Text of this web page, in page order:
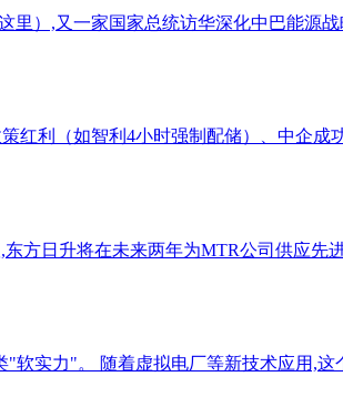
）,又一家国家总统访华深化中巴能源
红利（如智利4小时强制配储）、中企
方日升将在未来两年为MTR公司供应先
实力"。 随着虚拟电厂等新技术应用,这